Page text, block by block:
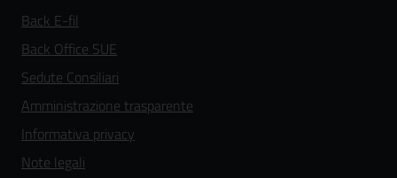
Back E-fil
Back Office SUE
Sedute Consiliari
Amministrazione trasparente
Informativa privacy
Note legali